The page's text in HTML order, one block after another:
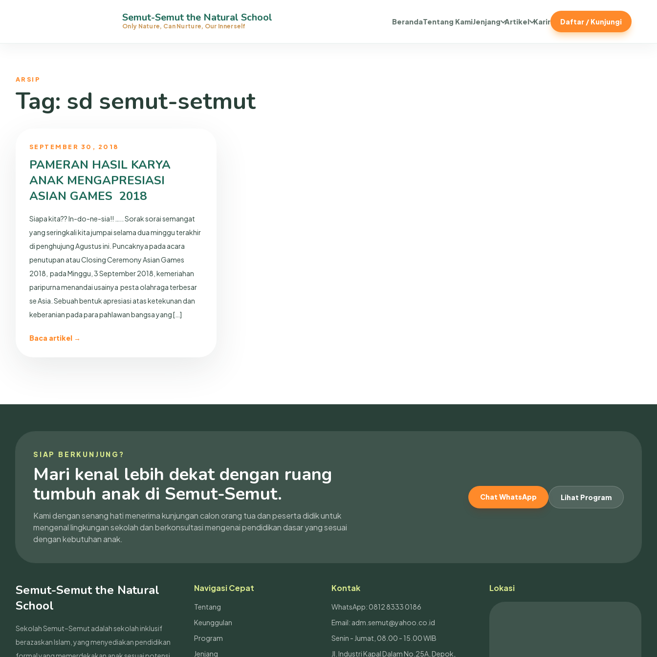
Semut-Semut the Natural School
Only Nature, Can Nurture, Our Innerself
BerandaTentang KamiJenjang Artikel Karir Daftar / Kunjungi
ARSIP
Tag: sd semut-setmut
SEPTEMBER 30, 2018
PAMERAN HASIL KARYA
ANAK MENGAPRESIASI
ASIAN GAMES 2018
Siapa kita?? In-do-ne-sia!! ….. Sorak sorai semangat
yang seringkali kita jumpai selama dua minggu terakhir
di penghujung Agustus ini. Puncaknya pada acara
penutupan atau Closing Ceremony Asian Games
2018, pada Minggu, 3 September 2018, kemeriahan
paripurna menandai usainya pesta olahraga terbesar
se Asia. Sebuah bentuk apresiasi atas ketekunan dan
keberanian pada para pahlawan bangsa yang […]
Baca artikel →
SIAP BERKUNJUNG?
Mari kenal lebih dekat dengan ruang
tumbuh anak di Semut-Semut.
Kami dengan senang hati menerima kunjungan calon orang tua dan peserta didik untuk
mengenal lingkungan sekolah dan berkonsultasi mengenai pendidikan dasar yang sesuai
dengan kebutuhan anak.
Chat WhatsApp Lihat Program
Semut-Semut the Natural
School
Sekolah Semut–Semut adalah sekolah inklusif
berazaskan Islam, yang menyediakan pendidikan
Navigasi Cepat
Tentang
Keunggulan
Program
Jenjang
Kontak
WhatsApp: 0812 8333 0186
Email: adm.semut@yahoo.co.id
Senin - Jumat, 08.00 - 15.00 WIB
Jl. Industri Kapal Dalam No.25A, Depok,
Lokasi